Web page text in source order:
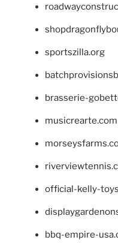
sportszilla.org
brasserie-
musicrearte.com
official-kelly-
bbq-empire-